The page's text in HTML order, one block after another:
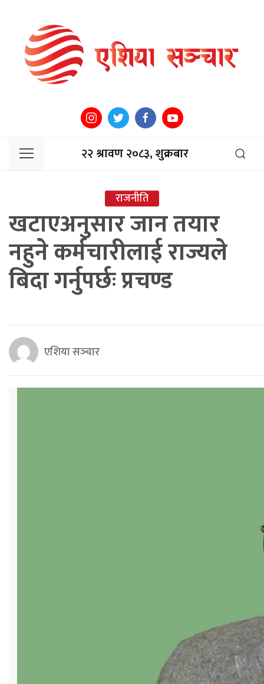
२२ श्रावण २०८३, शुक्रबार
राजनीति
खटाएअनुसार जान तयार
नहुने कर्मचारीलाई राज्यले
बिदा गर्नुपर्छः प्रचण्ड
एशिया सञ्‍चार